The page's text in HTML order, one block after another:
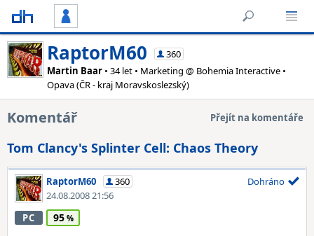
RaptorM60
360
Martin Baar • 34 let • Marketing @ Bohemia Interactive •
Opava (ČR - kraj Moravskoslezský)
Komentář Přejít na komentáře
Tom Clancy's Splinter Cell: Chaos Theory
RaptorM60
360
24.08.2008 21:56
Dohráno
PC 95